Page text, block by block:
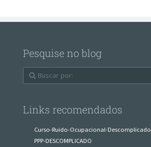
Pesquise no blog
Links recomendados
Curso-Ruido-Ocupacional-Descomplicado
PPP-DESCOMPLICADO